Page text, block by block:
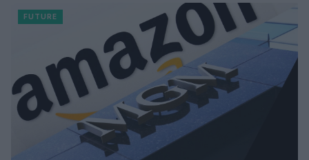
FUTURE